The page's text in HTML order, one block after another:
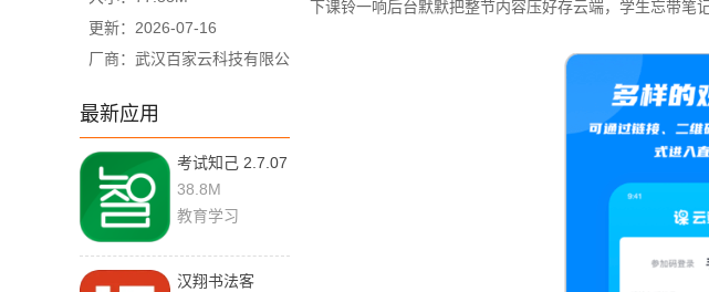
更新：2026-07-16
厂商：武汉百家云科技有限公
最新应用
考试知己 2.7.07
38.8M
教育学习
汉翔书法客
下课铃一响后台默默把整节内容压好存云端，学生忘带笔